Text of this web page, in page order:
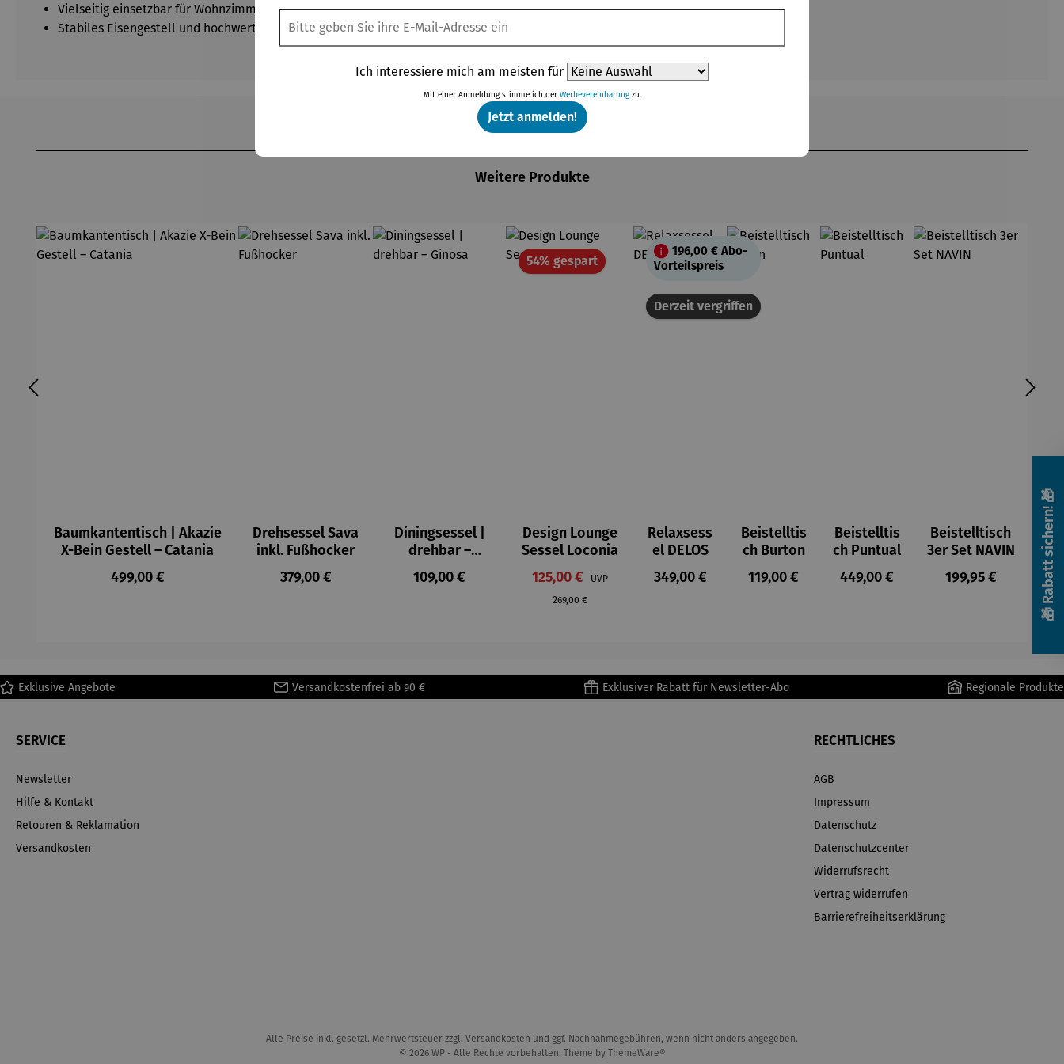
Vielseitig einsetzbar für Wohnzimmer, Schlafzimmer oder Leseecke
Stabiles Eisengestell und hochwertige Materialien für Langlebigkeit und Halt
Weitere Produkte
Baumkantentisch | Akazie
X-Bein Gestell – Catania
Regulärer Preis:
499,00 €
Drehsessel Sava
inkl. Fußhocker
Regulärer Preis:
379,00 €
Diningsessel |
drehbar –
Ginosa
Regulärer Preis:
109,00 €
54% gespartRabatt
Design Lounge
Sessel Loconia
Verkaufspreis:
125,00 € UVPRegulärer Preis:
269,00 €
Derzeit vergriffen
196,00 €Abo-
Vorteilspreis
Relaxsess
el DELOS
Regulärer Preis:
349,00 €
Beistelltis
ch Burton
Regulärer Preis:
119,00 €
Beistelltis
ch Puntual
Regulärer Preis:
449,00 €
Beistelltisch
3er Set NAVIN
Regulärer Preis:
199,95 €
Exklusive Angebote Versandkostenfrei ab 90 € Exklusiver Rabatt für Newsletter-Abo Regionale Produkte
SERVICE
Newsletter
Hilfe & Kontakt
Retouren & Reklamation
Versandkosten
RECHTLICHES
AGB
Impressum
Datenschutz
Datenschutzcenter
Widerrufsrecht
Vertrag widerrufen
Barrierefreiheitserklärung
Alle Preise inkl. gesetzl. Mehrwertsteuer zzgl. Versandkosten und ggf. Nachnahmegebühren, wenn nicht anders angegeben.
© 2026 WP - Alle Rechte vorbehalten. Theme by ThemeWare®
🎁 Rabatt sichern! 🎁
Ich interessiere mich am meisten für
Mit einer Anmeldung stimme ich der Werbevereinbarungzu.
Jetzt anmelden!